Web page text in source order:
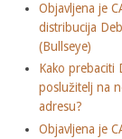
Objavljena je
distribucija
(Bullseye)
Kako prebaciti
poslužitelj na
adresu?
Objavljena je